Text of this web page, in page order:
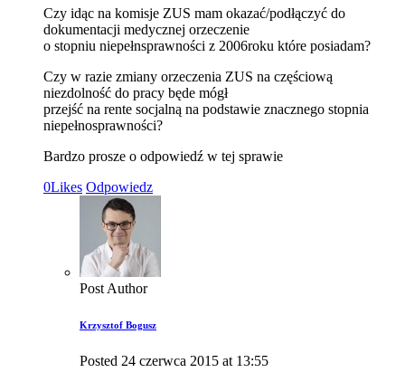
Czy idąc na komisje ZUS mam okazać/podłączyć do
dokumentacji medycznej orzeczenie
o stopniu niepełnsprawności z 2006roku które posiadam?
Czy w razie zmiany orzeczenia ZUS na częściową
niezdolność do pracy będe mógł
przejść na rente socjalną na podstawie znacznego stopnia
niepełnosprawności?
Bardzo prosze o odpowiedź w tej sprawie
0Likes Odpowiedz
Post Author
Krzysztof Bogusz
Posted 24 czerwca 2015 at 13:55